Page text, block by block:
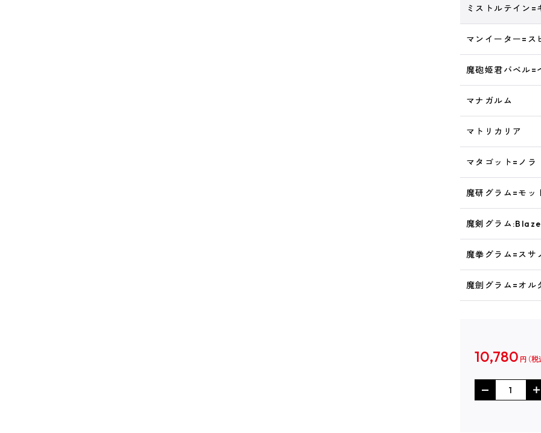
ミストルテイン=
マンイーター=ス
魔砲姫君バベル=
マナガルム
マトリカリア
マタゴット=ノラ
魔研グラム=モッ
魔剣グラム:Blaze
魔拳グラム=スサ
魔劍グラム=オル
10,780 円